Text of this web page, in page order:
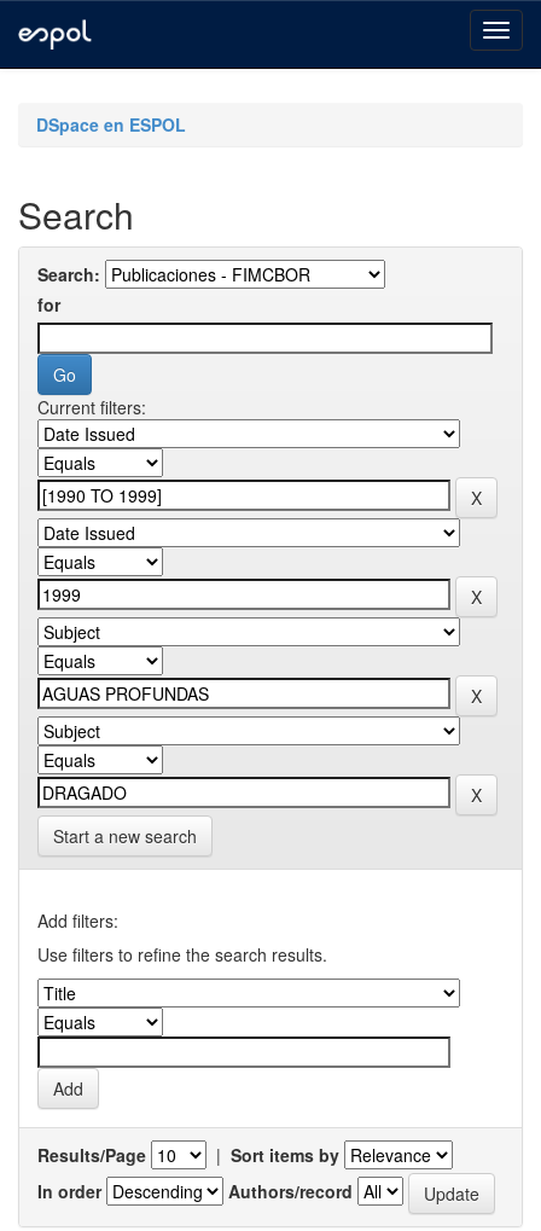
navigationDSpace en ESPOL
Search
Search:
for
Current filters:
Start a new search
Add filters:
Use filters to refine the search results.
Results/Page | Sort items by
In order
Authors/record